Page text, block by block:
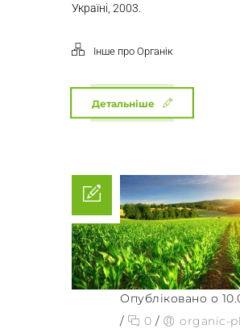
Україні, 2003.
Інше про Органік
Детальніше
Опубліковано о
/
0 / organic-